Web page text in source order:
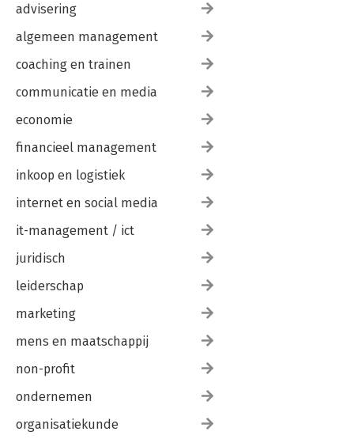
advisering
algemeen management
coaching en trainen
communicatie en media
economie
financieel management
inkoop en logistiek
internet en social media
it-management / ict
juridisch
leiderschap
marketing
mens en maatschappij
non-profit
ondernemen
organisatiekunde